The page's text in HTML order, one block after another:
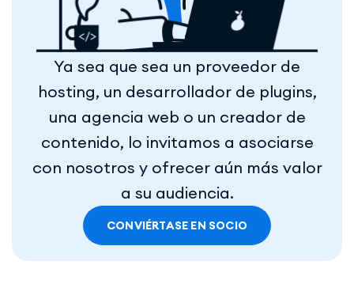
Ya sea que sea un proveedor de
hosting, un desarrollador de plugins,
una agencia web o un creador de
contenido, lo invitamos a asociarse
con nosotros y ofrecer aún más valor
a su audiencia.
CONVIÉRTASE EN SOCIO